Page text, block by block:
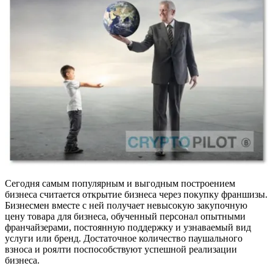
Сегодня самым популярным и выгодным построением
бизнеса считается открытие бизнеса через покупку франшизы.
Бизнесмен вместе с ней получает невысокую закупочную
цену товара для бизнеса, обученный персонал опытными
франчайзерами, постоянную поддержку и узнаваемый вид
услуги или бренд. Достаточное количество паушального
взноса и роялти поспособствуют успешной реализации
бизнеса.